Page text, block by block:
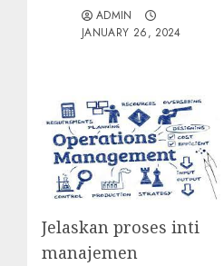
ADMIN
JANUARY 26, 2024
Jelaskan proses inti
manajemen